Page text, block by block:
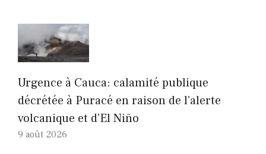
Urgence à Cauca: calamité publique
décrétée à Puracé en raison de l’alerte
volcanique et d’El Niño
9 août 2026